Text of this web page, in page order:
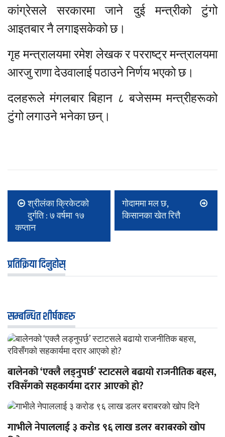
कांग्रेसले सरकारमा जाने दुई मन्त्रीको टुंगो
आइतबार नै लगाइसकेको छ।
गृह मन्त्रालयमा रमेश लेखक र परराष्ट्र मन्त्रालयमा
आरजु राणा देउवालाई पठाउने निर्णय भएको छ।
दलहरूले मंगलबार बिहान ८ बजेसम्म मन्त्रीहरूको
टुंगो लगाउने भनेका छन्।
श्रीलंका क्रिकेटको
दुर्गति : ७ वर्षमा १७
कप्तान
गोदाममा मल छ,
किसानका खेत रित्तै
प्रतिक्रिया दिनुहोस्
सम्बन्धित शीर्षकहरु
बालेनको ‘एक्लै लड्नुपर्छ’ स्टाटसले बढायो राजनीतिक बहस,
रविसँगको सहकार्यमा दरार आएको हो?
गाभीले नेपाललाई ३ करोड ९६ लाख डलर बराबरको खोप